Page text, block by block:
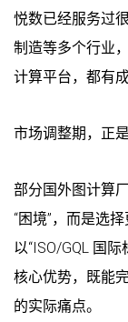
悦数已经服务过
制造等多个行业
计算平台，都有
市场调整期，正
部分国外图计算
“困境”，而是选
以“ISO/GQL 国
核心优势，既能
的实际痛点。